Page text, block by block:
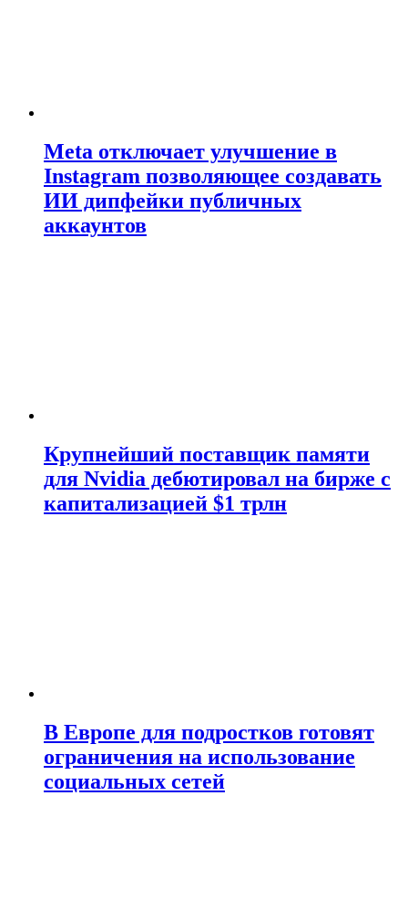
Meta отключает улучшение в
Instagram позволяющее создавать
ИИ дипфейки публичных
аккаунтов
Крупнейший поставщик памяти
для Nvidia дебютировал на бирже с
капитализацией $1 трлн
В Европе для подростков готовят
ограничения на использование
социальных сетей